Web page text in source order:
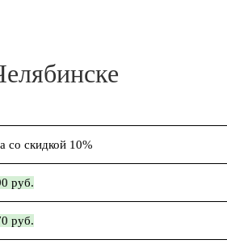
со скидкой 10%
руб.
руб.